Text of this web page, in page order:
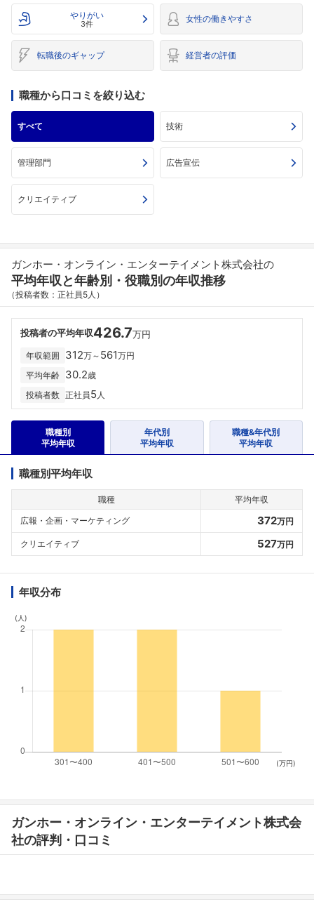
やりがい
3件 女性の働きやすさ
転職後のギャップ 経営者の評価
職種から口コミを絞り込む
すべて 技術
管理部門 広告宣伝
クリエイティブ
ガンホー・オンライン・エンターテイメント株式会社の
平均年収と年齢別・役職別の年収推移
（投稿者数：正社員5人）
投稿者の平均年収426.7万円
年収範囲 312万～ 561万円
平均年齢 30.2歳
投稿者数 正社員5 人
職種別
平均年収
年代別
平均年収
職種&年代別
平均年収
職種別平均年収
職種
平均年収
広報・企画・マーケティング
372万円
クリエイティブ 527万円
年収分布
(人)
(万円)
ガンホー・オンライン・エンターテイメント株式会
社の評判・口コミ